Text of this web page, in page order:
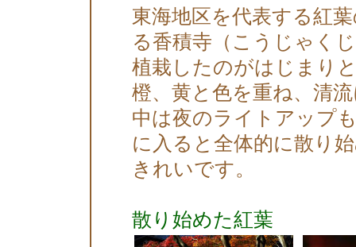
東海地区を代表する紅
る香積寺（こうじゃく
植栽したのがはじまり
橙、黄と色を重ね、清
中は夜のライトアップ
に入ると全体的に散り
きれいです。
散り始めた紅葉